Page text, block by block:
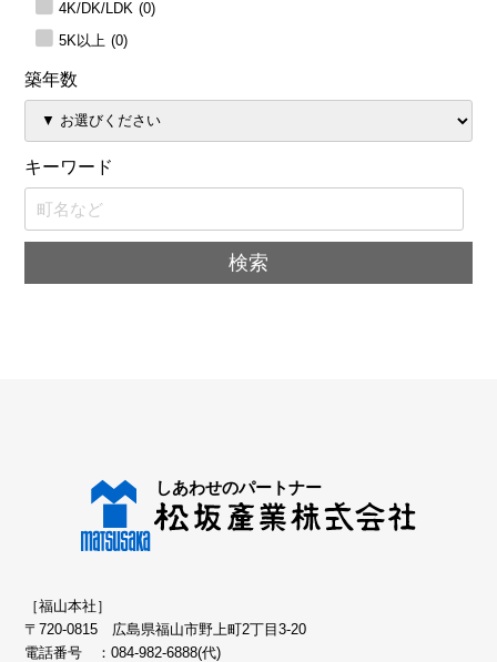
4K/DK/LDK (0)
5K以上 (0)
築年数
キーワード
［福山本社］
〒720-0815 広島県福山市野上町2丁目3-20
電話番号 ：084-982-6888(代)